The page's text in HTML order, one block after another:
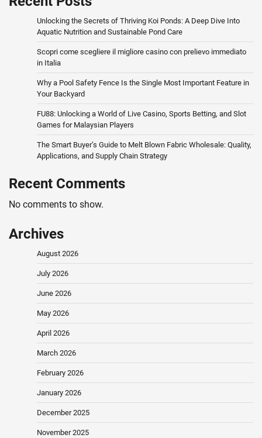
Unlocking the Secrets of Thriving Koi Ponds: A Deep Dive Into
Aquatic Nutrition and Sustainable Pond Care
Scopri come scegliere il migliore casino con prelievo immediato
in Italia
Why a Pool Safety Fence Is the Single Most Important Feature in
Your Backyard
FU88: Unlocking a World of Live Casino, Sports Betting, and Slot
Games for Malaysian Players
The Smart Buyer’s Guide to Melt Blown Fabric Wholesale: Quality,
Applications, and Supply Chain Strategy
Recent Comments
No comments to show.
Archives
August 2026
July 2026
June 2026
May 2026
April 2026
March 2026
February 2026
January 2026
December 2025
November 2025